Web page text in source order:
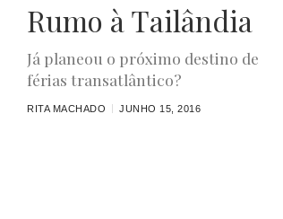
Rumo à Tailândia
Já planeou o próximo destino de
férias transatlântico?
RITA MACHADO JUNHO 15, 2016